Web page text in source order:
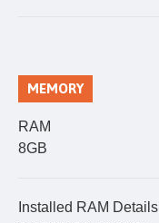
MEMORY
RAM
8GB
Installed RAM Details